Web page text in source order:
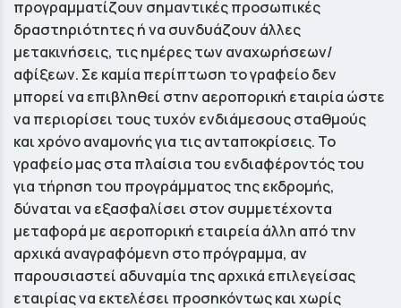
προγραμματίζουν σηµαντικές προσωπικές
δραστηριότητες ή να συνδυάζουν άλλες
μετακινήσεις, τις ηµέρες των αναχωρήσεων/
αφίξεων. Σε καμία περίπτωση το γραφείο δεν
μπορεί να επιβληθεί στην αεροπορική εταιρία ώστε
να περιορίσει τους τυχόν ενδιάμεσους σταθμούς
και χρόνο αναμονής για τις ανταποκρίσεις. Το
γραφείο μας στα πλαίσια του ενδιαφέροντός του
για τήρηση του προγράμματος της εκδρομής,
δύναται να εξασφαλίσει στον συμμετέχοντα
μεταφορά με αεροπορική εταιρεία άλλη από την
αρχικά αναγραφόμενη στο πρόγραμμα, αν
παρουσιαστεί αδυναμία της αρχικά επιλεγείσας
εταιρίας να εκτελέσει προσηκόντως και χωρίς